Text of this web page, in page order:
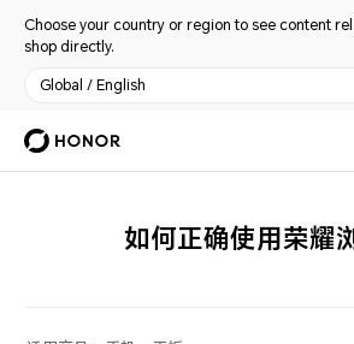
Choose your country or region to see content
shop directly.
Global / English
如何正确使用荣耀